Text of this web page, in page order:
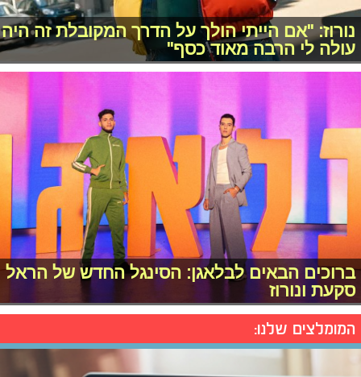
נורוז: "אם הייתי הולך על הדרך המקובלת זה היה
עולה לי הרבה מאוד כסף"
ברוכים הבאים לבלאגן: הסינגל החדש של הראל
סקעת ונורוז
המומלצים שלנו: